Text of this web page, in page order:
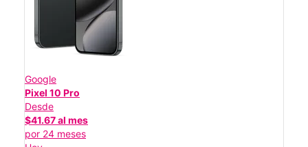
Google
Pixel 10 Pro
Desde
$41.67 al mes
por 24 meses